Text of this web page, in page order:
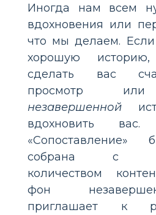
Иногда нам всем
вдохновения или
что мы делаем.
хорошую
сделать вас
просмотр или
незавершенной
вдохновить вас.
«Сопоставление»
собрана с
количеством
фон
приглашает к